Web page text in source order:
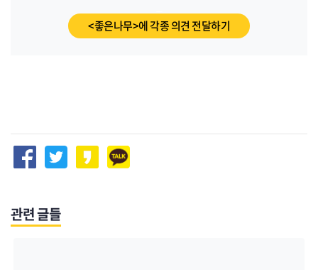
<좋은나무>에 각종 의견 전달하기
관련 글들